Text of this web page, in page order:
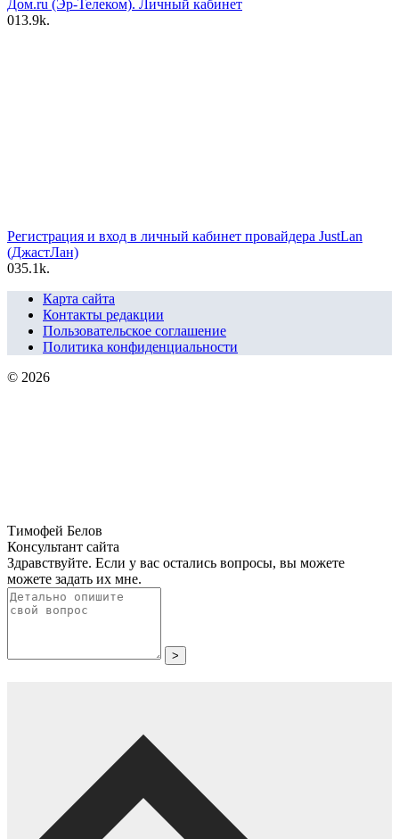
Дом.ru (Эр-Телеком). Личный кабинет
013.9k.
Регистрация и вход в личный кабинет провайдера JustLan
(ДжастЛан)
035.1k.
Карта сайта
Контакты редакции
Пользовательское соглашение
Политика конфиденциальности
© 2026
Тимофей Белов
Консультант сайта
Здравствуйте. Если у вас остались вопросы, вы можете
можете задать их мне.
>